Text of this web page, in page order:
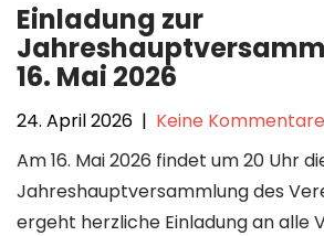
Einladung zur
16. Mai 2026
24. April 2026 | Keine Kommentare
Am 16. Mai 2026 findet um 20 Uhr
Jahreshauptversammlung des
ergeht herzliche Einladung an alle